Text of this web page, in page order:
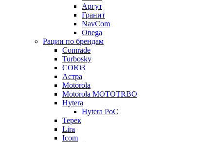
Аргут
Гранит
NavCom
Onega
Рации по брендам
Comrade
Turbosky
СОЮЗ
Астра
Motorola
Motorola MOTOTRBO
Hytera
Hytera PoC
Терек
Lira
Icom